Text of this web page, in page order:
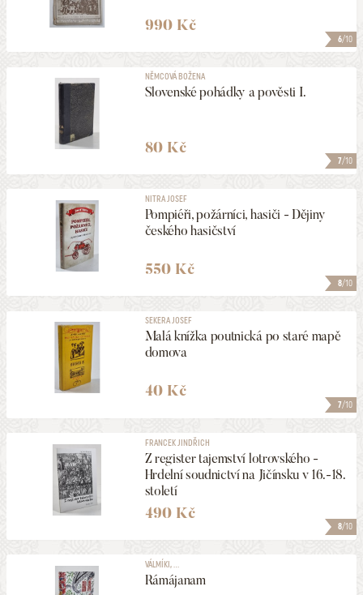
6/10
990 Kč
7/10
NĚMCOVÁ BOŽENA
Slovenské pohádky a pověsti I.
80 Kč
8/10
NITRA JOSEF
Pompiéři, požárníci, hasiči - Dějiny
českého hasičství
550 Kč
7/10
SEKERA JOSEF
Malá knížka poutnická po staré mapě
domova
40 Kč
8/10
FRANCEK JINDŘICH
Z register tajemství lotrovského -
Hrdelní soudnictví na Jičínsku v 16.-18.
století
490 Kč
VÁLMÍKI, ...
Rámájanam